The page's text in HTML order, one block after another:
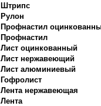
Штрипс
Рулон
Профнастил
Профнастил
Лист оцинкованный
Лист нержавеющий
Лист алюминиевый
Гофролист
Лента нержавеющая
Лента